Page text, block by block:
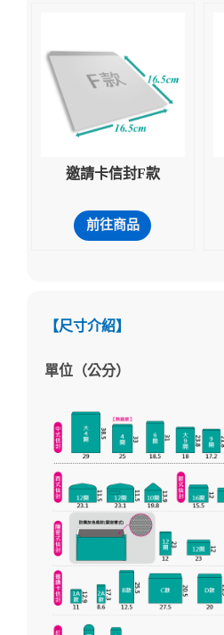
邀請卡信封F款
前往商品
【尺寸介紹】
單位（公分）